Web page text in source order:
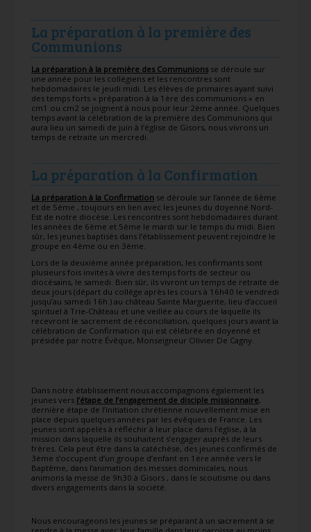
La préparation à la première des
Communions
La préparation à la première des Communions se déroule sur
une année pour les collégiens et les rencontres sont
hebdomadaires le jeudi midi. Les élèves de primaires ayant suivi
des temps forts « préparation à la 1ère des communions » en
cm1 ou cm2 se joignent à nous pour leur 2ème année. Quelques
temps avant la célébration de la première des Communions qui
aura lieu un samedi de juin à l’église de Gisors, nous vivrons un
temps de retraite un mercredi.
La préparation à la Confirmation
La préparation à la Confirmation se déroule sur l’année de 6ème
et de 5ème , toujours en lien avec les jeunes du doyenné Nord-
Est de notre diocèse. Les rencontres sont hebdomadaires durant
les années de 6ème et 5ème le mardi sur le temps du midi. Bien
sûr, les jeunes baptisés dans l’établissement peuvent rejoindre le
groupe en 4ème ou en 3ème.
Lors de la deuxième année préparation, les confirmants sont
plusieurs fois invités à vivre des temps forts de secteur ou
diocésains, le samedi. Bien sûr, ils vivront un temps de retraite de
deux jours (départ du collège après les cours à 16h40 le vendredi
jusqu’au samedi 16h.) au château Sainte Marguerite, lieu d’accueil
spirituel à Trie-Château et une veillée au cours de laquelle ils
recevront le sacrement de réconciliation, quelques jours avant la
célébration de Confirmation qui est célébrée en doyenné et
présidée par notre Évêque, Monseigneur Olivier De Cagny.
Dans notre établissement nous accompagnons également les
jeunes vers l’étape de l’engagement de disciple missionnaire,
dernière étape de l’initiation chrétienne nouvellement mise en
place depuis quelques années par les évêques de France. Les
jeunes sont appelés à réfléchir à leur place dans l’église, à la
mission dans laquelle ils souhaitent s’engager auprès de leurs
frères. Cela peut être dans la catéchèse, des jeunes confirmés de
3ème s’occupent d’un groupe d’enfant en 1ère année vers le
Baptême, dans l’animation des messes dominicales, nous
animons la messe de 9h30 à Gisors , dans le scoutisme ou dans
divers engagements dans la société.
Nous encourageons les jeunes se préparant à un sacrement à se